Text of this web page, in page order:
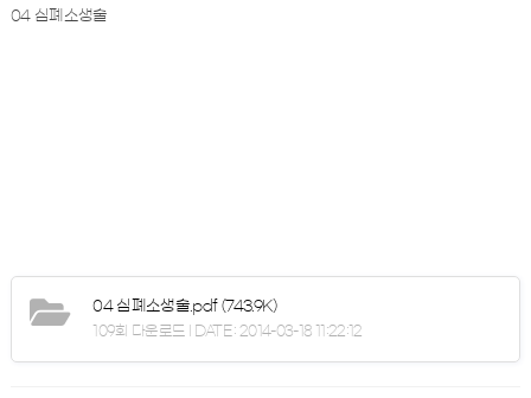
04 심폐소생술
04 심폐소생술.pdf(743.9K)
109회 다운로드 | DATE : 2014-03-18 11:22:12